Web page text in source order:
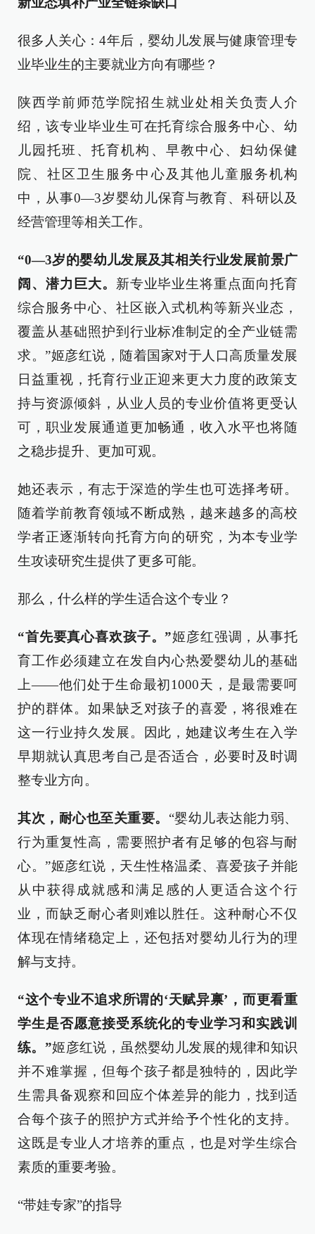
很多人关心：4年后，婴幼儿发展与健康管理专
业毕业生的主要就业方向有哪些？
陕西学前师范学院招生就业处相关负责人介
绍，该专业毕业生可在托育综合服务中心、幼
儿园托班、托育机构、早教中心、妇幼保健
院、社区卫生服务中心及其他儿童服务机构
中，从事0—3岁婴幼儿保育与教育、科研以及
经营管理等相关工作。
“0—3岁的婴幼儿发展及其相关行业发展前景广
阔、潜力巨大。 新专业毕业生将重点面向托育
综合服务中心、社区嵌入式机构等新兴业态，
覆盖从基础照护到行业标准制定的全产业链需
求。”姬彦红说，随着国家对于人口高质量发展
日益重视，托育行业正迎来更大力度的政策支
持与资源倾斜，从业人员的专业价值将更受认
可，职业发展通道更加畅通，收入水平也将随
之稳步提升、更加可观。
她还表示，有志于深造的学生也可选择考研。
随着学前教育领域不断成熟，越来越多的高校
学者正逐渐转向托育方向的研究，为本专业学
生攻读研究生提供了更多可能。
那么，什么样的学生适合这个专业？
“首先要真心喜欢孩子。”姬彦红强调，从事托
育工作必须建立在发自内心热爱婴幼儿的基础
上——他们处于生命最初1000天，是最需要呵
护的群体。如果缺乏对孩子的喜爱，将很难在
这一行业持久发展。因此，她建议考生在入学
早期就认真思考自己是否适合，必要时及时调
整专业方向。
其次，耐心也至关重要。 “婴幼儿表达能力弱、
行为重复性高，需要照护者有足够的包容与耐
心。”姬彦红说，天生性格温柔、喜爱孩子并能
从中获得成就感和满足感的人更适合这个行
业，而缺乏耐心者则难以胜任。这种耐心不仅
体现在情绪稳定上，还包括对婴幼儿行为的理
解与支持。
“这个专业不追求所谓的‘天赋异禀’，而更看重
学生是否愿意接受系统化的专业学习和实践训
练。”姬彦红说，虽然婴幼儿发展的规律和知识
并不难掌握，但每个孩子都是独特的，因此学
生需具备观察和回应个体差异的能力，找到适
合每个孩子的照护方式并给予个性化的支持。
这既是专业人才培养的重点，也是对学生综合
素质的重要考验。
“带娃专家”的指导